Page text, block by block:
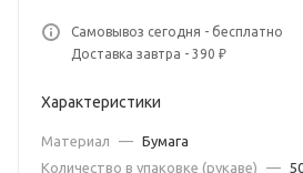
Самовывоз сегодня - бесплатно
Доставка завтра - 390 ₽
Характеристики
Материал — Бумага
Количество в упаковке (рукаве)
—